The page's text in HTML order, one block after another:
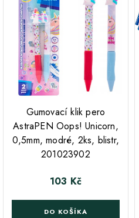
Gumovací klik pero
AstraPEN Oops! Unicorn,
0,5mm, modré, 2ks, blistr,
201023902
Cena
103 Kč
DO KOŠÍKA